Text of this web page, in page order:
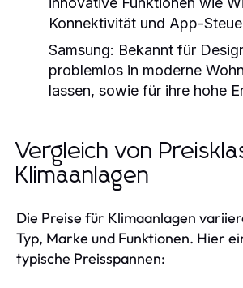
Konnektivität und App-
Samsung: Bekannt für
problemlos in moderne
lassen, sowie für ihre hohe
Vergleich von
Klimaanlagen
Die Preise für Klimaanlagen
Typ, Marke und Funktionen. Hier
typische Preisspannen: